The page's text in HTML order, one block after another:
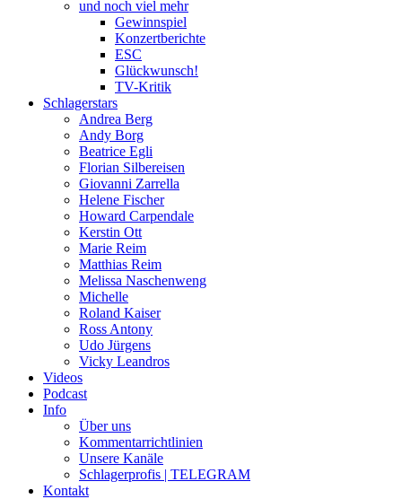
und noch viel mehr
Gewinnspiel
Konzertberichte
ESC
Glückwunsch!
TV-Kritik
Schlagerstars
Andrea Berg
Andy Borg
Beatrice Egli
Florian Silbereisen
Giovanni Zarrella
Helene Fischer
Howard Carpendale
Kerstin Ott
Marie Reim
Matthias Reim
Melissa Naschenweng
Michelle
Roland Kaiser
Ross Antony
Udo Jürgens
Vicky Leandros
Videos
Podcast
Info
Über uns
Kommentarrichtlinien
Unsere Kanäle
Schlagerprofis | TELEGRAM
Kontakt